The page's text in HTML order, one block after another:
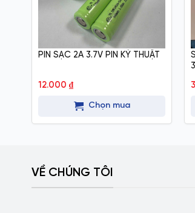
PIN SẠC 2A 3.7V PIN KỶ THUẬT
12.000 ₫
Chọn mua
VỀ CHÚNG TÔI